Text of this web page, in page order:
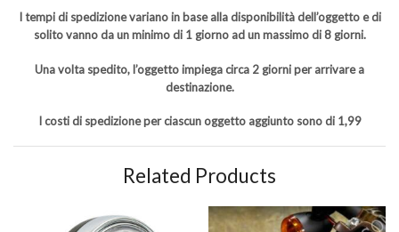
I tempi di spedizione variano in base alla disponibilità dell’oggetto e di
solito vanno da un minimo di 1 giorno ad un massimo di 8 giorni.
Una volta spedito, l’oggetto impiega circa 2 giorni per arrivare a
destinazione.
I costi di spedizione per ciascun oggetto aggiunto sono di 1,99
Related Products